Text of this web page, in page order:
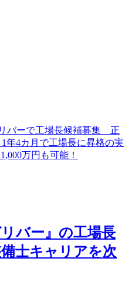
リバー』の工場長
士キャリアを次